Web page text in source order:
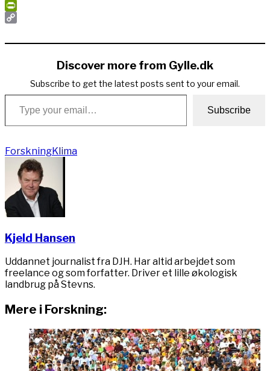
Print
PrintFriendly
Link
Discover more from Gylle.dk
Subscribe to get the latest posts sent to your email.
Type your email…
Subscribe
ForskningKlima
Kjeld Hansen
Uddannet journalist fra DJH. Har altid arbejdet som
freelance og som forfatter. Driver et lille økologisk
landbrug på Stevns.
Mere i Forskning: